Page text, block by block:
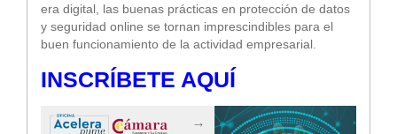
era digital, las buenas prácticas en protección de datos
y seguridad online se tornan imprescindibles para el
buen funcionamiento de la actividad empresarial.
INSCRÍBETE AQUÍ